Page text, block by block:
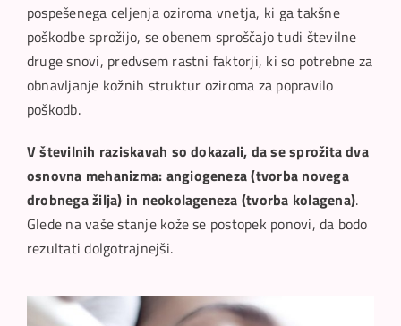
pospešenega celjenja oziroma vnetja, ki ga takšne
poškodbe sprožijo, se obenem sproščajo tudi številne
druge snovi, predvsem rastni faktorji, ki so potrebne za
obnavljanje kožnih struktur oziroma za popravilo
poškodb.
V številnih raziskavah so dokazali, da se sprožita dva
osnovna mehanizma: angiogeneza (tvorba novega
drobnega žilja) in neokolageneza (tvorba kolagena).
Glede na vaše stanje kože se postopek ponovi, da bodo
rezultati dolgotrajnejši.